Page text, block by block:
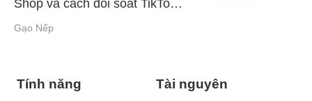
Shop và cách đối soát TikTok
chuẩn xác
Gạo Nếp
Tính năng Tài nguyên